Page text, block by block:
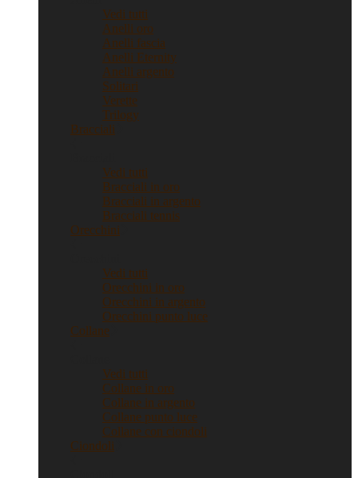
Vedi tutti
Anelli oro
Anelli fascia
Anelli Eternity
Anelli argento
Solitari
Verette
Trilogy
Bracciali
Vedi tutti
Bracciali in oro
Bracciali in argento
Bracciali tennis
Orecchini
Vedi tutti
Orecchini in oro
Orecchini in argento
Orecchini punto luce
Collane
Vedi tutti
Collane in oro
Collane in argento
Collane punto luce
Collane con ciondoli
Ciondoli